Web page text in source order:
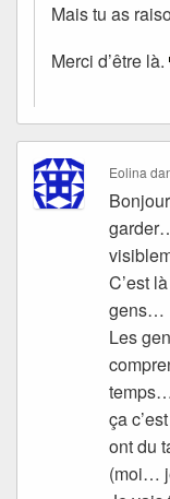
Mais tu as
Merci d’être là.
Eolina
C’est
gens…
Les
ça
ont du
(moi…